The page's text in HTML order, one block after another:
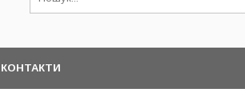
КОНТАКТИ